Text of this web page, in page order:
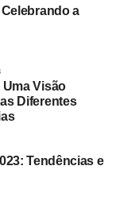
a
Visão
Diferentes
Tendências e